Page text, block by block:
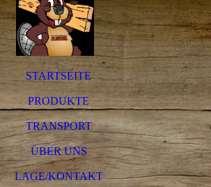
STARTSEITE
PRODUKTE
TRANSPORT
ÜBER UNS
LAGE/KONTAKT